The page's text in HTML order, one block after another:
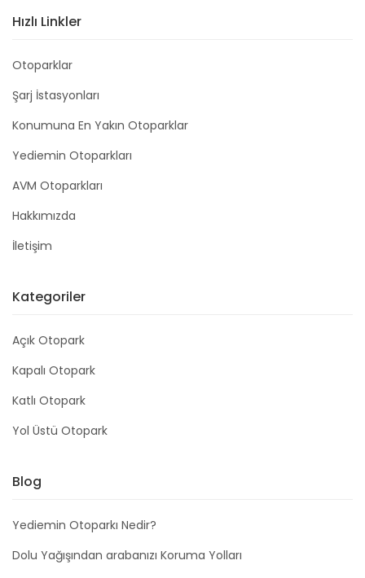
Hızlı Linkler
Otoparklar
Şarj İstasyonları
Konumuna En Yakın Otoparklar
Yediemin Otoparkları
AVM Otoparkları
Hakkımızda
İletişim
Kategoriler
Açık Otopark
Kapalı Otopark
Katlı Otopark
Yol Üstü Otopark
Blog
Yediemin Otoparkı Nedir?
Dolu Yağışından arabanızı Koruma Yolları